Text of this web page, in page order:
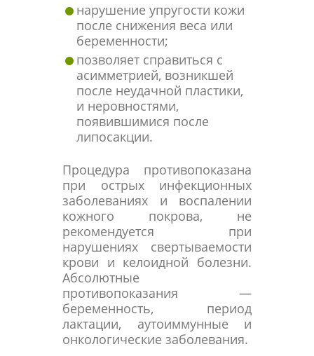
нарушение упругости кожи
после снижения веса или
беременности;
позволяет справиться с
асимметрией, возникшей
после неудачной пластики,
и неровностями,
появившимися после
липосакции.
Процедура противопоказана
при острых инфекционных
заболеваниях и воспалении
кожного покрова, не
рекомендуется при
нарушениях свертываемости
крови и келоидной болезни.
Абсолютные
противопоказания —
беременность, период
лактации, аутоиммунные и
онкологические заболевания.